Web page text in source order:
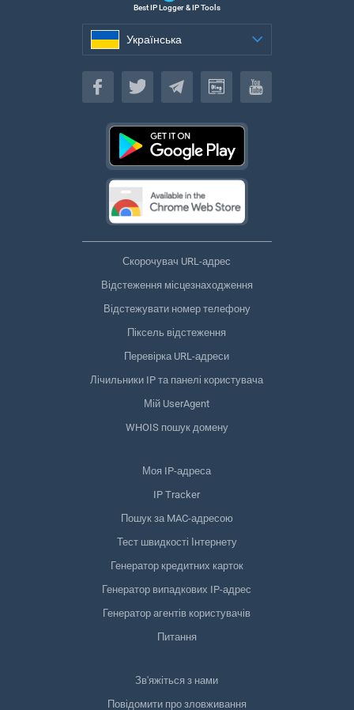
Best IP Logger & IP Tools
Українська
Українська
Скорочувач URL-адрес
Відстеження місцезнаходження
Відстежувати номер телефону
Піксель відстеження
Перевірка URL-адреси
Лічильники IP та панелі користувача
Мій UserAgent
WHOIS пошук домену
Моя IP-адреса
IP Tracker
Пошук за MAC-адресою
Тест швидкості Інтернету
Генератор кредитних карток
Генератор випадкових IP-адрес
Генератор агентів користувачів
Питання
Зв'яжіться з нами
Повідомити про зловживання